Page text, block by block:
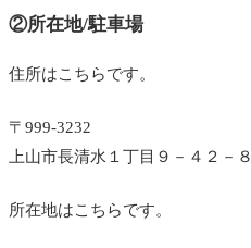
②所在地/駐車場
住所はこちらです。
〒999-3232
上山市長清水１丁目９－４２－８
所在地はこちらです。